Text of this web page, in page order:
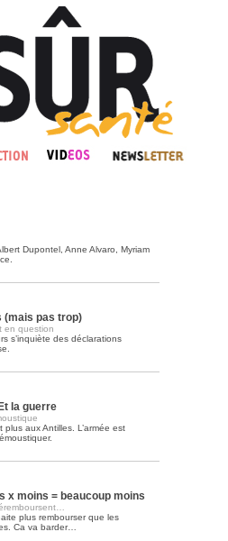
Dupontel, Anne Alvaro, Myriam
(mais pas trop)
en question
s’inquiète des déclarations
la guerre
plus aux Antilles. L’armée est
x moins = beaucoup moins
plus rembourser que les
Ca va barder…